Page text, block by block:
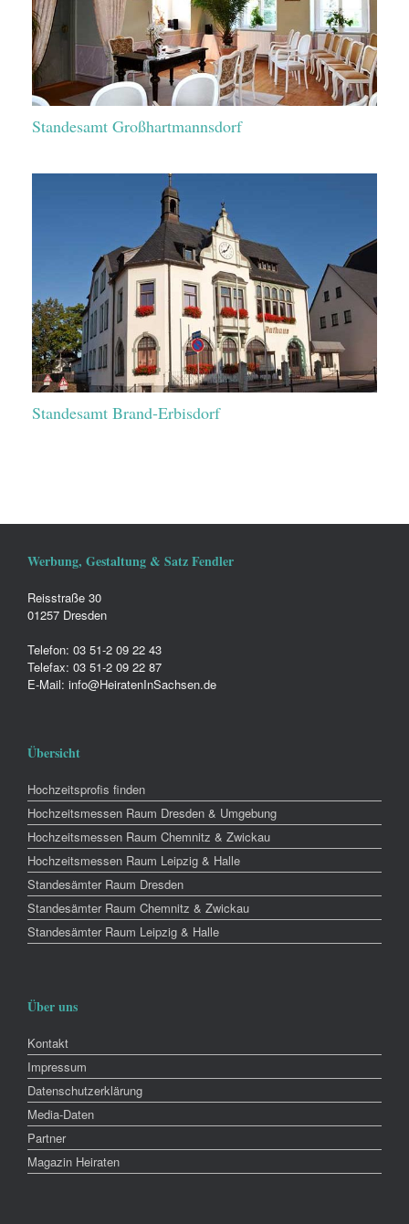
Standesamt Großhartmannsdorf
Standesamt Brand-Erbisdorf
Werbung, Gestaltung & Satz Fendler
Reisstraße 30
01257 Dresden
Telefon: 03 51-2 09 22 43
Telefax: 03 51-2 09 22 87
E-Mail: info@HeiratenInSachsen.de
Übersicht
Hochzeitsprofis finden
Hochzeitsmessen Raum Dresden & Umgebung
Hochzeitsmessen Raum Chemnitz & Zwickau
Hochzeitsmessen Raum Leipzig & Halle
Standesämter Raum Dresden
Standesämter Raum Chemnitz & Zwickau
Standesämter Raum Leipzig & Halle
Über uns
Kontakt
Impressum
Datenschutzerklärung
Media-Daten
Partner
Magazin Heiraten